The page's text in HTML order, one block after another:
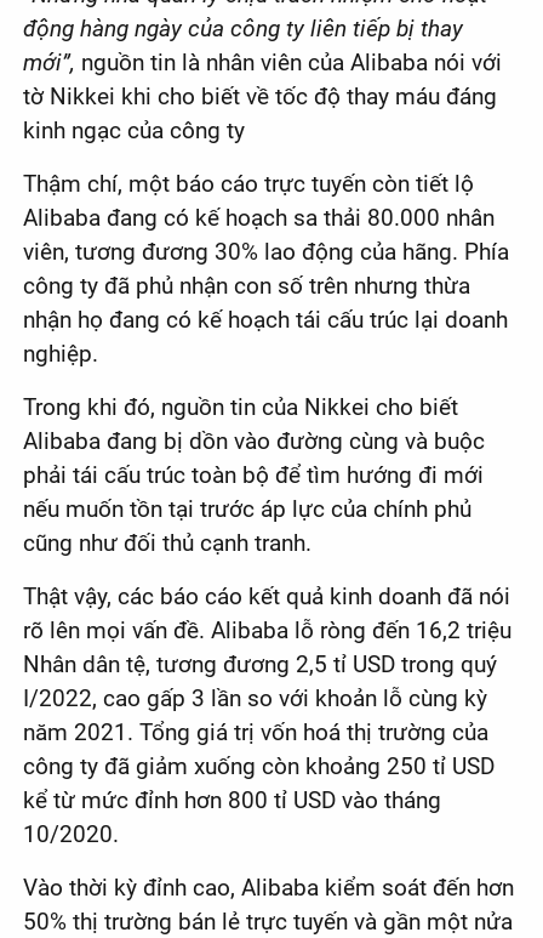
động hàng ngày của công ty liên tiếp bị thay
mới”, nguồn tin là nhân viên của Alibaba nói với
tờ Nikkei khi cho biết về tốc độ thay máu đáng
kinh ngạc của công ty
Thậm chí, một báo cáo trực tuyến còn tiết lộ
Alibaba đang có kế hoạch sa thải 80.000 nhân
viên, tương đương 30% lao động của hãng. Phía
công ty đã phủ nhận con số trên nhưng thừa
nhận họ đang có kế hoạch tái cấu trúc lại doanh
nghiệp.
Trong khi đó, nguồn tin của Nikkei cho biết
Alibaba đang bị dồn vào đường cùng và buộc
phải tái cấu trúc toàn bộ để tìm hướng đi mới
nếu muốn tồn tại trước áp lực của chính phủ
cũng như đối thủ cạnh tranh.
Thật vậy, các báo cáo kết quả kinh doanh đã nói
rõ lên mọi vấn đề. Alibaba lỗ ròng đến 16,2 triệu
Nhân dân tệ, tương đương 2,5 tỉ USD trong quý
I/2022, cao gấp 3 lần so với khoản lỗ cùng kỳ
năm 2021. Tổng giá trị vốn hoá thị trường của
công ty đã giảm xuống còn khoảng 250 tỉ USD
kể từ mức đỉnh hơn 800 tỉ USD vào tháng
10/2020.
Vào thời kỳ đỉnh cao, Alibaba kiểm soát đến hơn
50% thị trường bán lẻ trực tuyến và gần một nửa